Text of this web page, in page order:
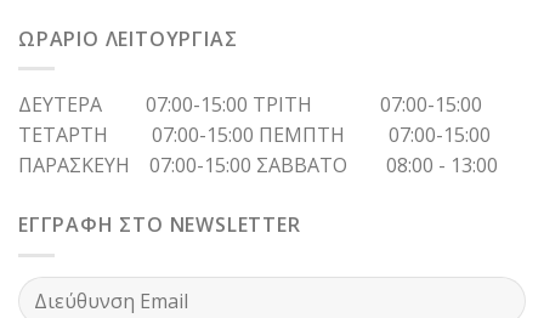
ΩΡΑΡΙΟ ΛΕΙΤΟΥΡΓΙΑΣ
ΔΕΥΤΕΡΑ 07:00-15:00 ΤΡΙΤΗ 07:00-15:00
ΤΕΤΑΡΤΗ 07:00-15:00 ΠΕΜΠΤΗ 07:00-15:00
ΠΑΡΑΣΚΕΥΗ 07:00-15:00 ΣΑΒΒΑΤΟ 08:00 - 13:00
ΕΓΓΡΑΦΗ ΣΤΟ NEWSLETTER